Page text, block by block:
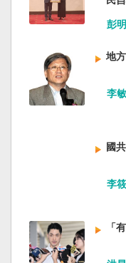
史的了結，寫下
起造一個對「
（作者是詩人）
立符合台灣社會
不只是讓人民
的防災制度，不
而是讓人民相信
會接住他們。
彭
地
李
國
李
「